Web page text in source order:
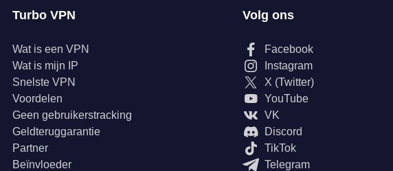
Turbo VPN
Wat is een VPN
Wat is mijn IP
Snelste VPN
Voordelen
Geen gebruikerstracking
Geldteruggarantie
Partner
Beïnvloeder
Volg ons
Facebook
Instagram
X (Twitter)
YouTube
VK
Discord
TikTok
Telegram